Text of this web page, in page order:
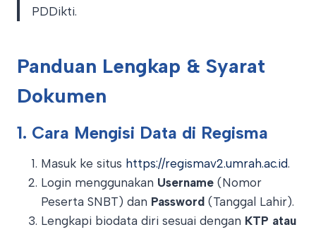
PDDikti.
Panduan Lengkap & Syarat
Dokumen
1. Cara Mengisi Data di Regisma
Masuk ke situs https://regismav2.umrah.ac.id.
Login menggunakan Username (Nomor
Peserta SNBT) dan Password (Tanggal Lahir).
Lengkapi biodata diri sesuai dengan KTP atau